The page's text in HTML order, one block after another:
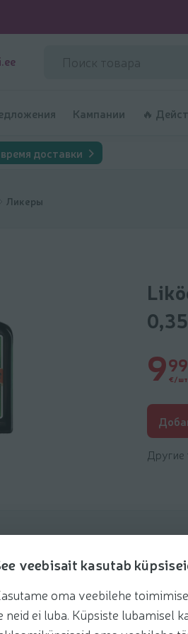
veebisait kasutab
oma veebilehe
neid ei luba. Küpsiste lubamisel
Кампании 🔥
доставки
Ликеры
999
€/шт.
Другие
Рекомендации Рецепты